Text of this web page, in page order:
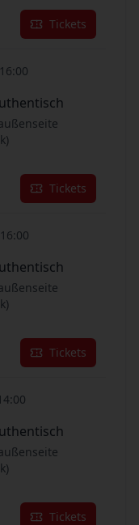
Tickets
Tickets
Tickets
Tickets